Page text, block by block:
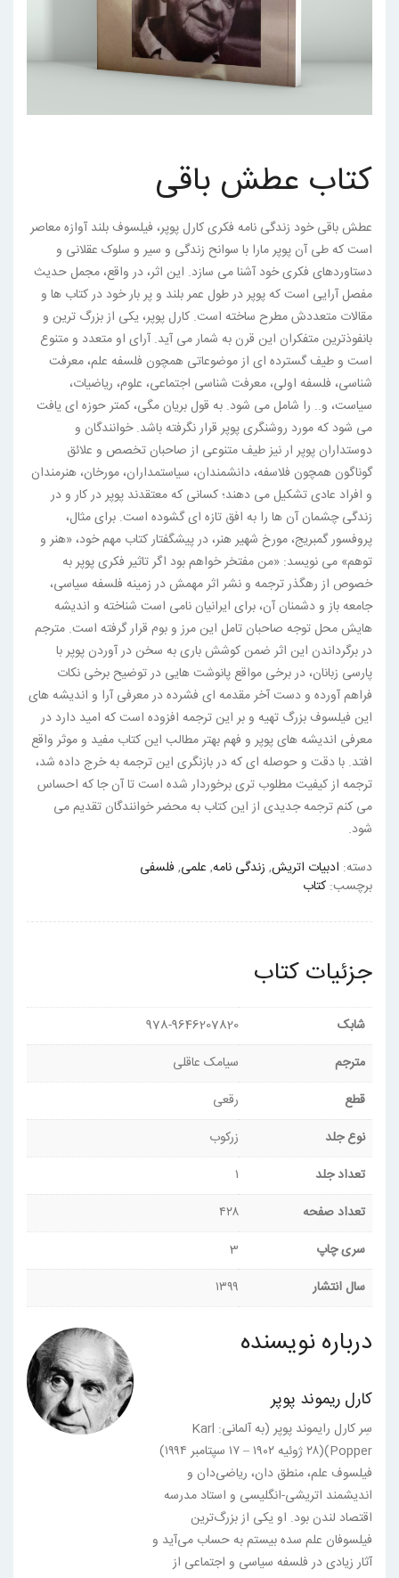
کتاب عطش باقی
عطش باقی خود زندگی نامه فکری کارل پوپر، فیلسوف بلند آوازه معاصر
است که طی آن پوپر مارا با سوانح زندگی و سیر و سلوک عقلانی و
دستاوردهای فکری خود آشنا می سازد. این اثر، در واقع، مجمل حدیث
مفصل آرایی است که پوپر در طول عمر بلند و پر بار خود در کتاب ها و
مقالات متعددش مطرح ساخته است. کارل پوپر، یکی از بزرگ ترین و
بانفوذترین متفکران این قرن به شمار می آید. آرای او متعدد و متنوع
است و طیف گسترده ای از موضوعاتی همچون فلسفه علم، معرفت
شناسی، فلسفه اولی، معرفت شناسی اجتماعی، علوم، ریاضیات،
سیاست، و.. را شامل می شود. به قول بریان مگی، کمتر حوزه ای یافت
می شود که مورد روشنگری پوپر قرار نگرفته باشد. خوانندگان و
دوستداران پوپر ار نیز طیف متنوعی از صاحبان تخصص و علائق
گوناگون همچون فلاسفه، دانشمندان، سیاستمداران، مورخان، هنرمندان
و افراد عادی تشکیل می دهند؛ کسانی که معتقدند پوپر در کار و در
زندگی چشمان آن ها را به افق تازه ای گشوده است. برای مثال،
پروفسور گمبریج، مورخ شهیر هنر، در پیشگفتار کتاب مهم خود، «هنر و
توهم» می نویسد: «من مفتخر خواهم بود اگر تاثیر فکری پوپر به
خصوص از رهگذر ترجمه و نشر اثر مهمش در زمینه فلسفه سیاسی،
جامعه باز و دشمنان آن، برای ایرانیان نامی است شناخته و اندیشه
هایش محل توجه صاحبان تامل این مرز و بوم قرار گرفته است. مترجم
در برگرداندن این اثر ضمن کوشش باری به سخن در آوردن پوپر با
پارسی زبانان، در برخی مواقع پانوشت هایی در توضیح برخی نکات
فراهم آورده و دست آخر مقدمه ای فشرده در معرفی آرا و اندیشه های
این فیلسوف بزرگ تهیه و بر این ترجمه افزوده است که امید دارد در
معرفی اندیشه های پوپر و فهم بهتر مطالب این کتاب مفید و موثر واقع
افتد. با دقت و حوصله ای که در بازنگری این ترجمه به خرج داده شد،
ترجمه از کیفیت مطلوب تری برخوردار شده است تا آن جا که احساس
می کنم ترجمه جدیدی از این کتاب به محضر خوانندگان تقدیم می
شود.
دسته: ادبیات اتریش, زندگی نامه, علمی, فلسفی
برچسب: کتاب
جزئیات کتاب
شابک
978-9646207820
مترجم
سیامک عاقلی
قطع
رقعی
نوع جلد
زرکوب
تعداد جلد
۱
تعداد صفحه
۴۲۸
سری چاپ
3
سال انتشار
۱۳۹۹
درباره نویسنده
کارل ریموند پوپر
سِر کارل رایموند پوپر (به آلمانی: Karl
Popper)(۲۸ ژوئیه ۱۹۰۲ – ۱۷ سپتامبر ۱۹۹۴)
فیلسوف علم، منطق دان، ریاضی‌دان و
اندیشمند اتریشی-انگلیسی و استاد مدرسه
اقتصاد لندن بود. او یکی از بزرگ‌ترین
فیلسوفان علم سده بیستم به حساب می‌آید و
آثار زیادی در فلسفه سیاسی و اجتماعی از